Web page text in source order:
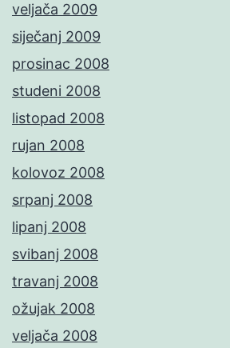
veljača 2009
siječanj 2009
prosinac 2008
studeni 2008
listopad 2008
rujan 2008
kolovoz 2008
srpanj 2008
lipanj 2008
svibanj 2008
travanj 2008
ožujak 2008
veljača 2008